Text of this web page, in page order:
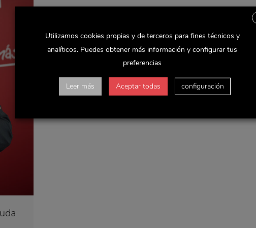
Utilizamos cookies propias y de terceros para fines técnicos y
analíticos. Puedes obtener más información y configurar tus
preferencias
Leer más Aceptar todas configuración